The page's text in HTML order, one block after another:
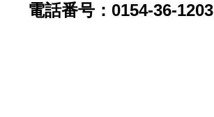
電話番号：0154-36-1203